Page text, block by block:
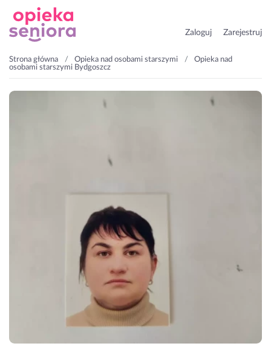
Zaloguj Zarejestruj
Strona główna Opieka nad osobami starszymi
Opieka nad
osobami starszymi Bydgoszcz